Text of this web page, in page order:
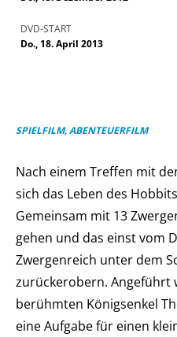
DVD-START
Do., 18. April 2013
SPIELFILM, ABENTEUERFILM
Nach einem Treffen mit
sich das Leben des
Gemeinsam mit 13
gehen und das einst vom
Zwergenreich unter dem
zurückerobern. Angeführt
berühmten Königsenkel
eine Aufgabe für einen